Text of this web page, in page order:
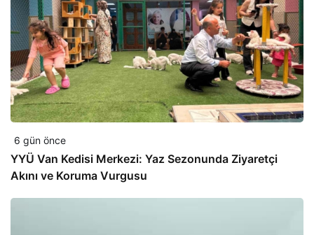
6 gün önce
YYÜ Van Kedisi Merkezi: Yaz Sezonunda Ziyaretçi
Akını ve Koruma Vurgusu